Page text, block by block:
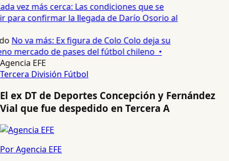
vez más cerca: Las condiciones que se
para confirmar la llegada de Darío Osorio al
No va más: Ex figura de Colo Colo deja su
mercado de pases del fútbol chileno •
Agencia EFE
Tercera División Fútbol
El ex DT de Deportes Concepción y Fernández
Vial que fue despedido en Tercera A
Por Agencia EFE